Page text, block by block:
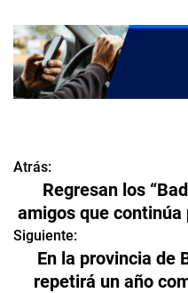
N
a
v
Atrás:
Regresan los
amigos que
Siguiente:
En la provincia de
repetirá un año